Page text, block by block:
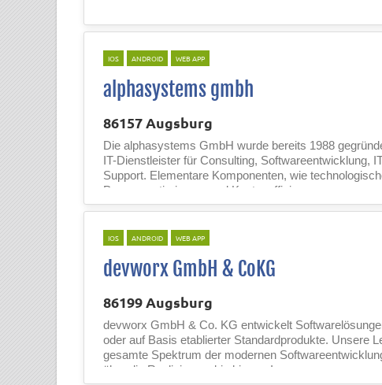
IOS ANDROID WEB APP
alphasystems gmbh
86157 Augsburg
Die alphasystems GmbH wurde bereits 1988
IT-Dienstleister für Consulting, Softwareentwicklung,
Support. Elementare Komponenten, wie
Prozessoptimierung und Kosteneffizien...
IOS ANDROID WEB APP
devworx GmbH & CoKG
86199 Augsburg
devworx GmbH & Co. KG entwickelt
oder auf Basis etablierter Standardprodukte. Unsere
gesamte Spektrum der modernen
über die Realisierung bis hin zur In...